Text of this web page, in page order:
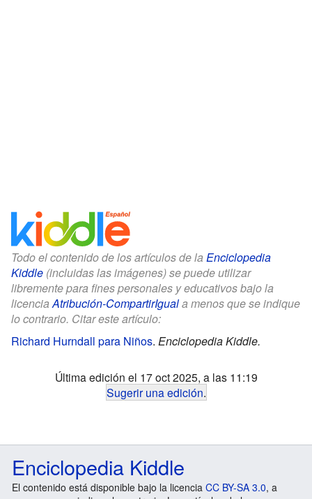
Todo el contenido de los artículos de la Enciclopedia
Kiddle (incluidas las imágenes) se puede utilizar
libremente para fines personales y educativos bajo la
licenciaAtribución-CompartirIguala menos que se indique
lo contrario. Citar este artículo:
Richard Hurndall para Niños. Enciclopedia Kiddle.
Última edición el 17 oct 2025, a las 11:19
Sugerir una edición.
Enciclopedia Kiddle
El contenido está disponible bajo la licencia CC BY-SA 3.0, a